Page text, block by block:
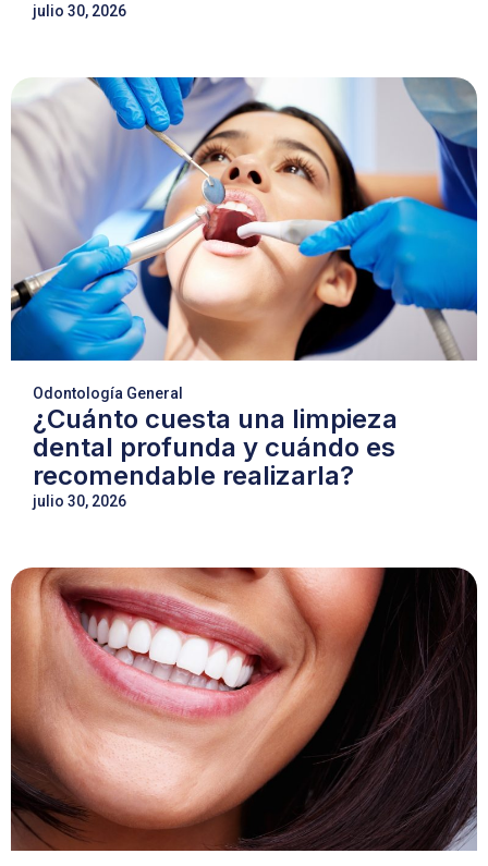
julio 30, 2026
Odontología General
¿Cuánto cuesta una limpieza
dental profunda y cuándo es
recomendable realizarla?
julio 30, 2026